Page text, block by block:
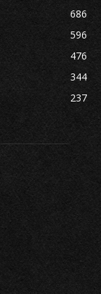
686
596
476
344
237